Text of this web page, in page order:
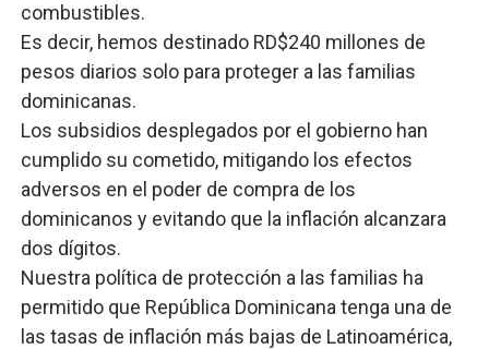
combustibles.
Es decir, hemos destinado RD$240 millones de
pesos diarios solo para proteger a las familias
dominicanas.
Los subsidios desplegados por el gobierno han
cumplido su cometido, mitigando los efectos
adversos en el poder de compra de los
dominicanos y evitando que la inflación alcanzara
dos dígitos.
Nuestra política de protección a las familias ha
permitido que República Dominicana tenga una de
las tasas de inflación más bajas de Latinoamérica,